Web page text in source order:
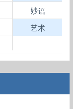
妙语
艺术